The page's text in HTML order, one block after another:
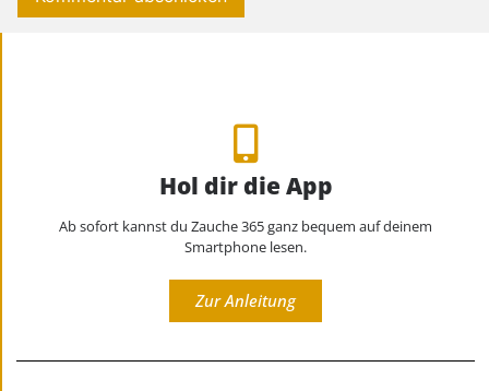
Hol dir die App
Ab sofort kannst du Zauche 365 ganz bequem auf deinem
Smartphone lesen.
Zur Anleitung